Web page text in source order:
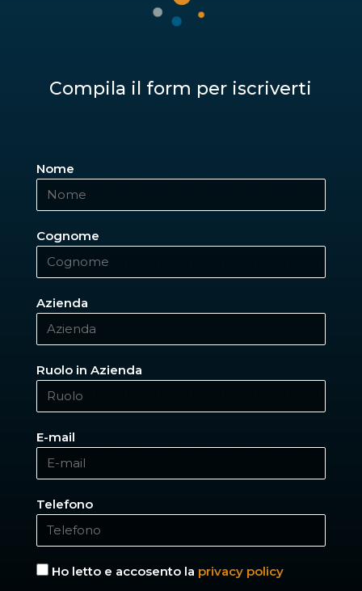
Compila il form per iscriverti
Nome
Cognome
Azienda
Ruolo in Azienda
E-mail
Telefono
Ho letto e accosento la privacy policy